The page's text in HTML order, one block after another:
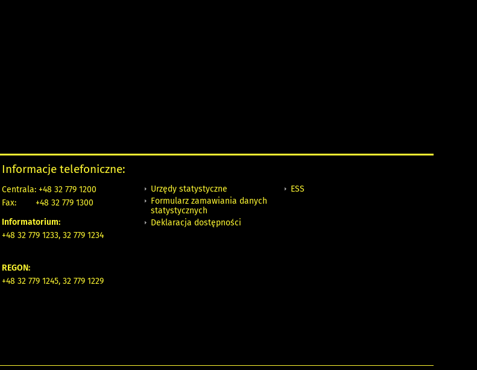
Informacje telefoniczne:
Centrala: +48 32 779 1200
Fax:
+48 32 779 1300
Informatorium:
+48 32 779 1233, 32 779 1234
REGON:
+48 32 779 1245, 32 779 1229
Urzędy statystyczne
Formularz zamawiania danych
statystycznych
Deklaracja dostępności
ESS